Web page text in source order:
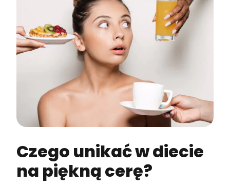
Czego unikać w diecie
na piękną cerę?